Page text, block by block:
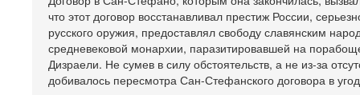
что этот договор восстанавливал престиж России,
русского оружия, предоставлял свободу славянским
средневековой монархии, паразитировавшей на
Дизраели. Не сумев в силу обстоятельств, а не из-за
добивалось пересмотра Сан-Стефанского договора в